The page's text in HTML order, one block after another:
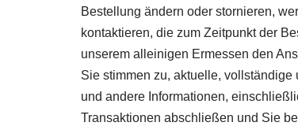
Bestellung ändern oder stornieren,
kontaktieren, die zum Zeitpunkt der
unserem alleinigen Ermessen den
Sie stimmen zu, aktuelle,
und andere Informationen,
Transaktionen abschließen und Sie